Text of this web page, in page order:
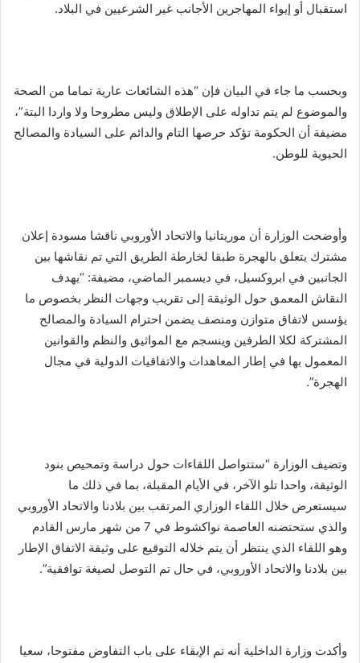
استقبال أو إيواء المهاجرين الأجانب غير الشرعيين في البلاد.
وبحسب ما جاء في البيان فإن “هذه الشائعات عارية تماما من الصحة
والموضوع لم يتم تداوله على الإطلاق وليس مطروحا ولا واردا البتة”،
مضيفة أن الحكومة تؤكد حرصها التام والدائم على السيادة والمصالح
الحيوية للوطن.
وأوضحت الوزارة أن موريتانيا والاتحاد الأوروبي ناقشا مسودة إعلان
مشترك يتعلق بالهجرة طبقا لخارطة الطريق التي تم نقاشها بين
الجانبين في ابروكسيل، في ديسمبر الماضي، مضيفة: “يهدف
النقاش المعمق حول الوثيقة إلى تقريب وجهات النظر بخصوص ما
يؤسس لاتفاق متوازن ومنصف يضمن احترام السيادة والمصالح
المشتركة لكلا الطرفين وينسجم مع المواثيق والنظم والقوانين
المعمول بها في إطار المعاهدات والاتفاقيات الدولية في مجال
الهجرة”.
وتضيف الوزارة “ستتواصل اللقاءات حول دراسة وتمحيص بنود
الوثيقة، واحدا تلو الآخر، في الأيام المقبلة، بما في ذلك ما
سيستعرض خلال اللقاء الوزاري المرتقب بين بلادنا والاتحاد الأوروبي
والذي ستحتضنه العاصمة نواكشوط في 7 من شهر مارس القادم
وهو اللقاء الذي ينتظر أن يتم خلاله التوقيع على وثيقة الاتفاق الإطار
بين بلادنا والاتحاد الأوروبي، في حال تم التوصل لصيغة توافقية”.
وأكدت وزارة الداخلية أنه تم الإبقاء على باب التفاوض مفتوحا، سعيا